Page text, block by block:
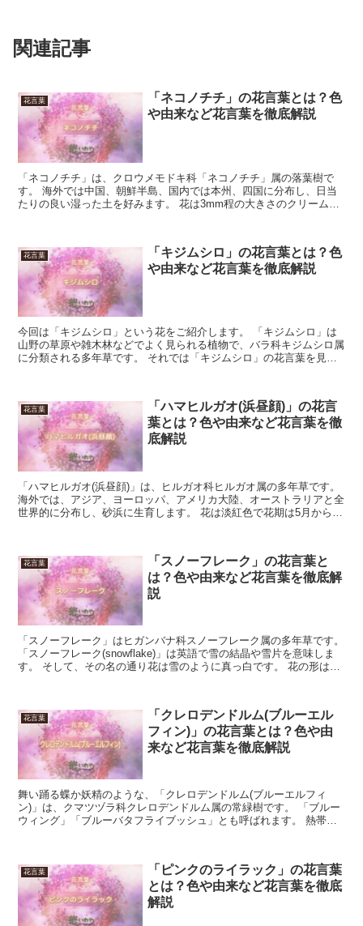
関連記事
花言葉
「ネコノチチ」の花言葉とは？色
や由来など花言葉を徹底解説
「ネコノチチ」は、クロウメモドキ科「ネコノチチ」属の落葉樹で
す。 海外では中国、朝鮮半島、国内では本州、四国に分布し、日当
たりの良い湿った土を好みます。 花は3mm程の大きさのクリーム色
花言葉
「キジムシロ」の花言葉とは？色
や由来など花言葉を徹底解説
今回は「キジムシロ」という花をご紹介します。 「キジムシロ」は
山野の草原や雑木林などでよく見られる植物で、バラ科キジムシロ属
に分類される多年草です。 それでは「キジムシロ」の花言葉を見て
花言葉
「ハマヒルガオ(浜昼顔)」の花言
葉とは？色や由来など花言葉を徹
底解説
「ハマヒルガオ(浜昼顔)」は、ヒルガオ科ヒルガオ属の多年草です。
海外では、アジア、ヨーロッパ、アメリカ大陸、オーストラリアと全
世界的に分布し、砂浜に生育します。 花は淡紅色で花期は5月から6
花言葉
「スノーフレーク」の花言葉と
は？色や由来など花言葉を徹底解
説
「スノーフレーク」はヒガンバナ科スノーフレーク属の多年草です。
「スノーフレーク(snowflake)」は英語で雪の結晶や雪片を意味しま
す。 そして、その名の通り花は雪のように真っ白です。 花の形はベ
花言葉
「クレロデンドルム(ブルーエル
フィン)」の花言葉とは？色や由
来など花言葉を徹底解説
舞い踊る蝶か妖精のような、「クレロデンドルム(ブルーエルフィ
ン)」は、クマツヅラ科クレロデンドルム属の常緑樹です。 「ブルー
ウィング」「ブルーバタフライブッシュ」とも呼ばれます。 熱帯ア
花言葉
「ピンクのライラック」の花言葉
とは？色や由来など花言葉を徹底
解説